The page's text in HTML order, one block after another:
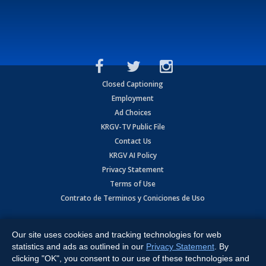
Closed Captioning
Employment
Ad Choices
KRGV-TV Public File
Contact Us
KRGV AI Policy
Privacy Statement
Terms of Use
Contrato de Terminos y Coniciones de Uso
Expressway, Weslaco, TX 78596.
All Rights Reserved. Powered by:Ruby Shore Software
Our site uses cookies and tracking technologies for web
statistics and ads as outlined in our Privacy Statement . By
clicking "OK", you consent to our use of these technologies and